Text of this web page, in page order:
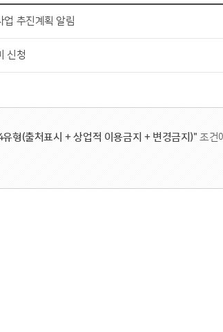
업 추진계획 알림
신청
형(출처표시 + 상업적 이용금지 + 변경금지)" 조건